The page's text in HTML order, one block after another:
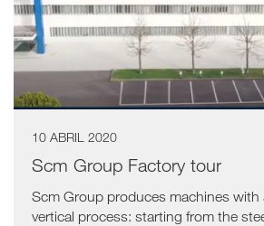
10 ABRIL 2020
Scm Group Factory tour
Scm Group produces machines with
vertical process: starting from the